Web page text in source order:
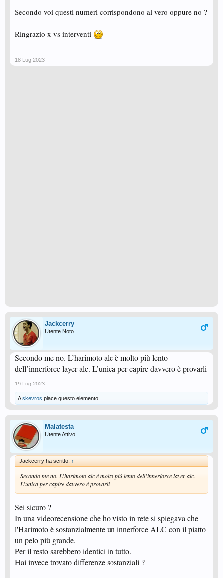
Secondo voi questi numeri corrispondono al vero oppure no ?
Ringrazio x vs interventi
18 Lug 2023
Jackcerry
Utente Noto
Secondo me no. L’harimoto alc è molto più lento
dell’innerforce layer alc. L’unica per capire davvero è provarli
19 Lug 2023
Askevros piace questo elemento.
Malatesta
Utente Attivo
Jackcerry ha scritto: ↑
Secondo me no. L’harimoto alc è molto più lento dell’innerforce layer alc.
L’unica per capire davvero è provarli
Sei sicuro ?
In una videorecensione che ho visto in rete si spiegava che
l'Harimoto è sostanzialmente un innerforce ALC con il piatto
un pelo più grande.
Per il resto sarebbero identici in tutto.
Hai invece trovato differenze sostanziali ?